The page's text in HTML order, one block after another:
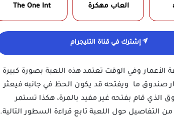
العاب مهكرة The One Int
إشترك في قناة التليجرام
الأعمار وفي الوقت تعتمد هذه اللعبة بصورة كبيرة
صندوق ما ويفتحه قد يكون الحظ في جانبه فيعثر
قام بفتحه غير مفيد بالمرة، هكذا تستمر
حول اللعبة تابع قراءة السطور التالية.